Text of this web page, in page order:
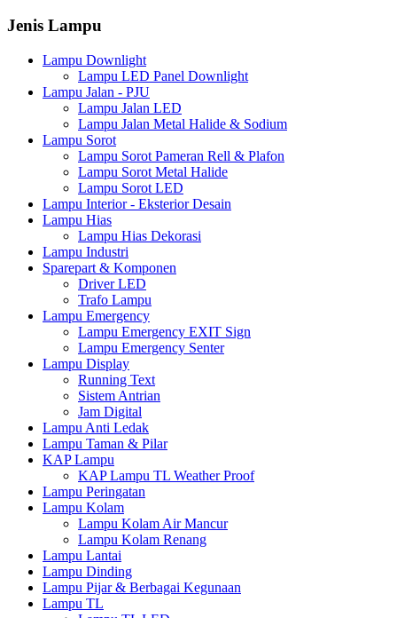
Jenis Lampu
Lampu Downlight
Lampu LED Panel Downlight
Lampu Jalan - PJU
Lampu Jalan LED
Lampu Jalan Metal Halide & Sodium
Lampu Sorot
Lampu Sorot Pameran Rell & Plafon
Lampu Sorot Metal Halide
Lampu Sorot LED
Lampu Interior - Eksterior Desain
Lampu Hias
Lampu Hias Dekorasi
Lampu Industri
Sparepart & Komponen
Driver LED
Trafo Lampu
Lampu Emergency
Lampu Emergency EXIT Sign
Lampu Emergency Senter
Lampu Display
Running Text
Sistem Antrian
Jam Digital
Lampu Anti Ledak
Lampu Taman & Pilar
KAP Lampu
KAP Lampu TL Weather Proof
Lampu Peringatan
Lampu Kolam
Lampu Kolam Air Mancur
Lampu Kolam Renang
Lampu Lantai
Lampu Dinding
Lampu Pijar & Berbagai Kegunaan
Lampu TL